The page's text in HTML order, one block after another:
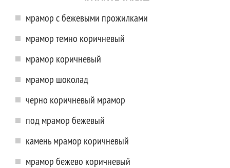
мрамор с бежевыми прожилками
мрамор темно коричневый
мрамор коричневый
мрамор шоколад
черно коричневый мрамор
под мрамор бежевый
камень мрамор коричневый
мрамор бежево коричневый